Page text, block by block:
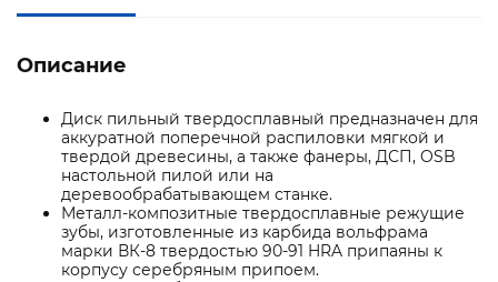
Описание
Диск пильный твердосплавный предназначен для
аккуратной поперечной распиловки мягкой и
твердой древесины, а также фанеры, ДСП, OSB
настольной пилой или на
деревообрабатывающем станке.
Металл-композитные твердосплавные режущие
зубы, изготовленные из карбида вольфрама
марки ВК-8 твердостью 90-91 HRA припаяны к
корпусу серебряным припоем.